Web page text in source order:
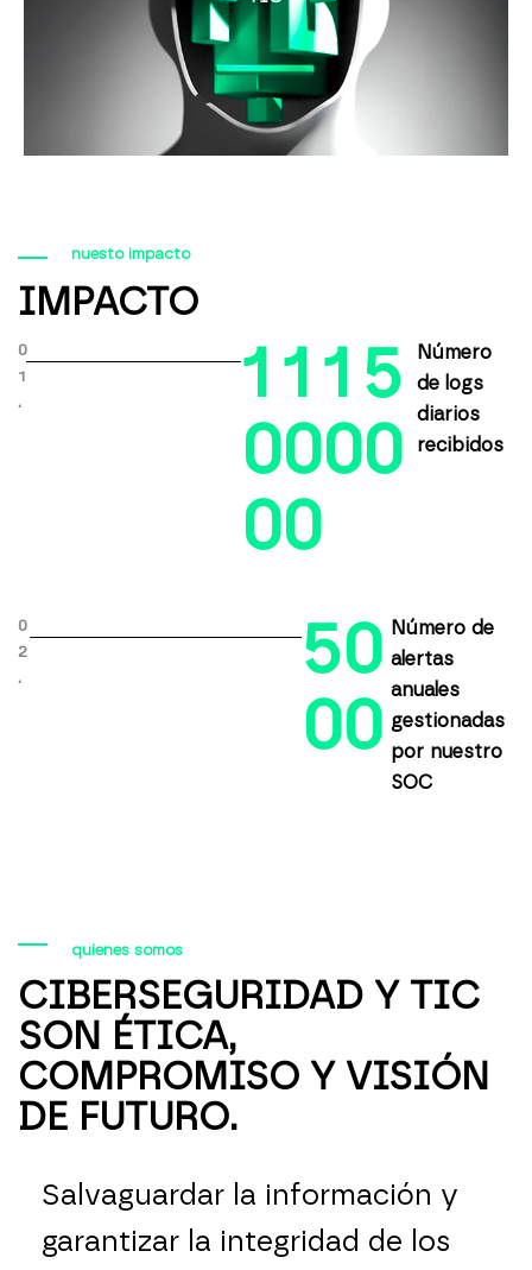
nuesto impacto
IMPACTO
0
1
.
1 1 1 5
0000
00
Número
de logs
diarios
recibidos
0
2
.
50
00
Número de
alertas
anuales
gestionadas
por nuestro
SOC
quienes somos
CIBERSEGURIDAD Y TIC
SON ÉTICA,
COMPROMISO Y VISIÓN
DE FUTURO.
Salvaguardar la información y
garantizar la integridad de los